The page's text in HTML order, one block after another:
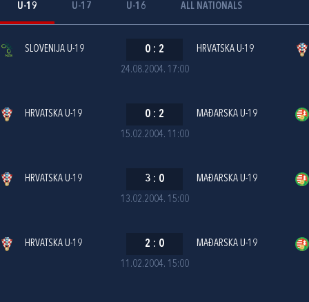
U-19 U-17 U-16 ALL NATIONALS
24.08.2004. 17:00
SLOVENIJA U-19 0 : 2 HRVATSKA U-19
15.02.2004. 11:00
HRVATSKA U-19 0 : 2 MAĐARSKA U-19
13.02.2004. 15:00
HRVATSKA U-19 3 : 0 MAĐARSKA U-19
11.02.2004. 15:00
HRVATSKA U-19 2 : 0 MAĐARSKA U-19